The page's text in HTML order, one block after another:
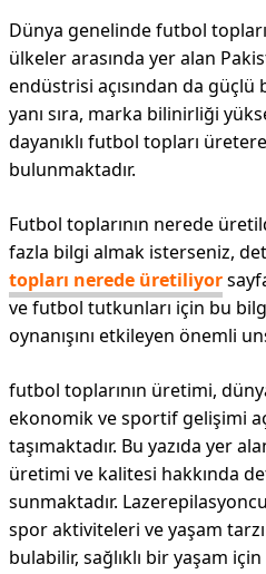
Dünya genelinde futbol
ülkeler arasında yer alan
endüstrisi açısından da
yanı sıra, marka bilinirliği
dayanıklı futbol topları
bulunmaktadır.
Futbol toplarının nerede
fazla bilgi almak isterseniz,
topları nerede üretiliyor
ve futbol tutkunları için bu
oynanışını etkileyen önemli
futbol toplarının üretimi,
ekonomik ve sportif gelişimi
taşımaktadır. Bu yazıda yer
üretimi ve kalitesi hakkında
sunmaktadır.
spor aktiviteleri ve yaşam
bulabilir, sağlıklı bir yaşam